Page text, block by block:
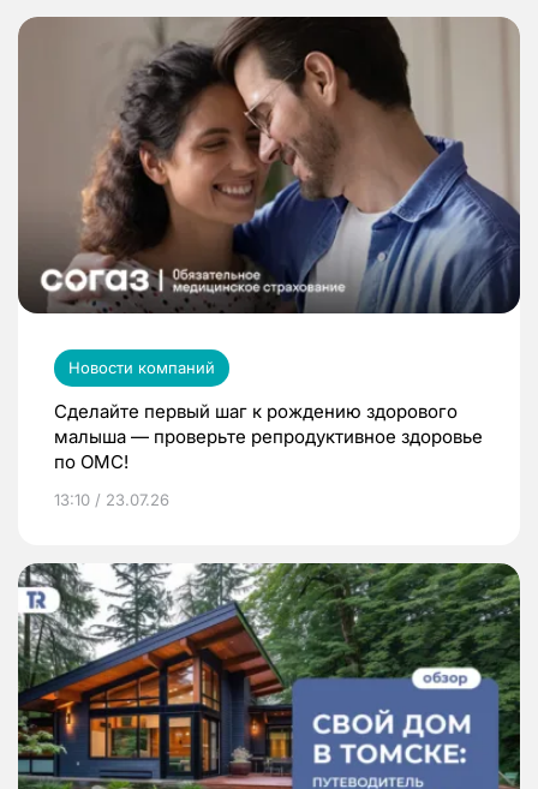
Новости компаний
Сделайте первый шаг к рождению здорового
малыша — проверьте репродуктивное здоровье
по ОМС!
13:10 / 23.07.26